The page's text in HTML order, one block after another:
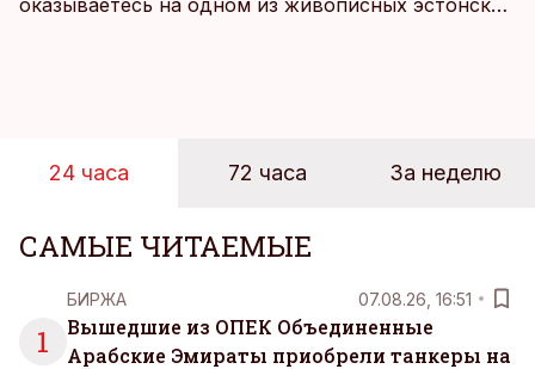
оказываетесь на одном из живописных эстонских
24 часа 72 часа За неделю
САМЫЕ ЧИТАЕМЫЕ
1
БИРЖА 07.08.26, 16:51
Вышедшие из ОПЕК Объединенные
Арабские Эмираты приобрели танкеры на